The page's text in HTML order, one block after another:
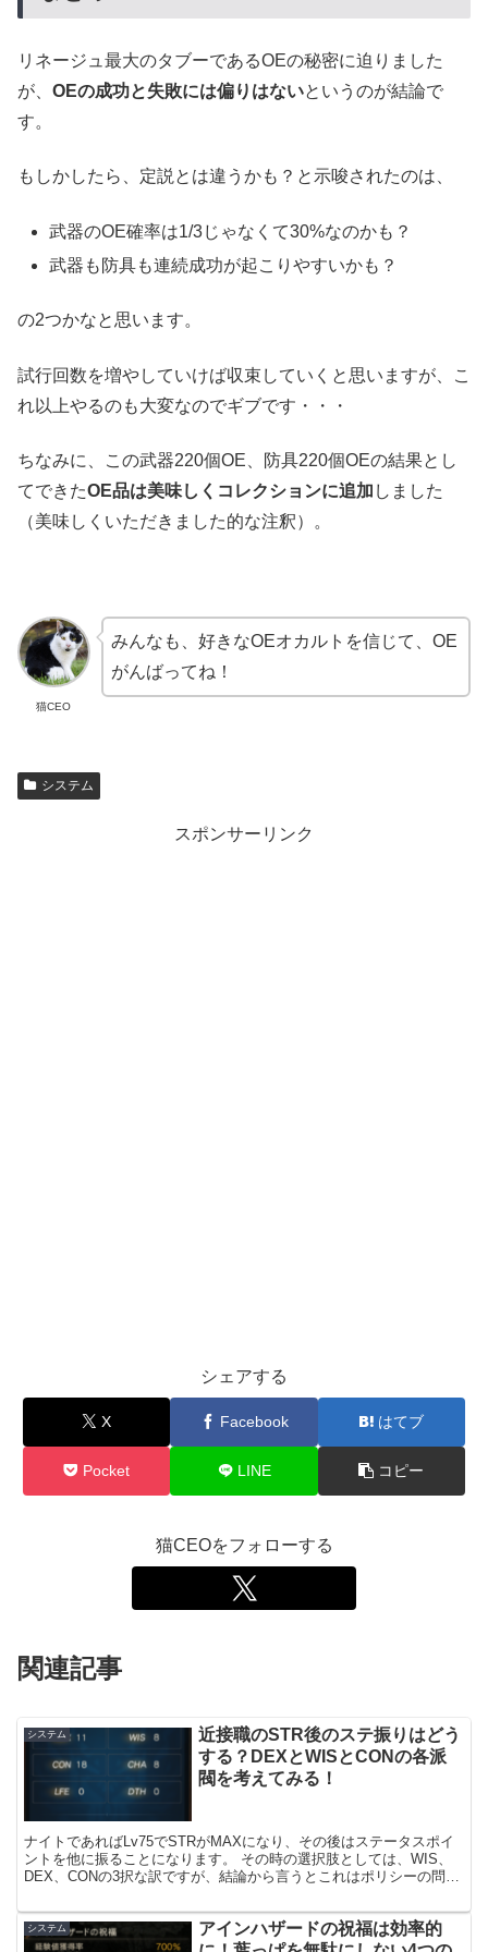
リネージュ最大のタブーであるOEの秘密に迫りました
が、 OEの成功と失敗には偏りはないというのが結論で
す。
もしかしたら、定説とは違うかも？と示唆されたのは、
武器のOE確率は1/3じゃなくて30%なのかも？
武器も防具も連続成功が起こりやすいかも？
の2つかなと思います。
試行回数を増やしていけば収束していくと思いますが、こ
れ以上やるのも大変なのでギブです・・・
ちなみに、この武器220個OE、防具220個OEの結果とし
てできたOE品は美味しくコレクションに追加 しました
（美味しくいただきました的な注釈）。
猫CEO
みんなも、好きなOEオカルトを信じて、OE
がんばってね！
システム
スポンサーリンク
シェアする
X Facebook はてブ
Pocket LINE コピー
猫CEOをフォローする
関連記事
システム
近接職のSTR後のステ振りはどう
する？DEXとWISとCONの各派
閥を考えてみる！
ナイトであればLv75でSTRがMAXになり、その後はステータスポイ
ントを他に振ることになります。 その時の選択肢としては、WIS、
DEX、CONの3択な訳ですが、結論から言うとこれはポリシーの問題
システム
アインハザードの祝福は効率的